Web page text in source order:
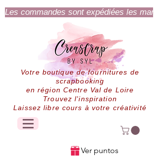
Les commandes sont expédiées les
Votre boutique de fournitures de
scrapbooking
en région Centre Val de Loire
Trouvez l'inspiration
Laissez libre cours à votre créativité
Ver puntos